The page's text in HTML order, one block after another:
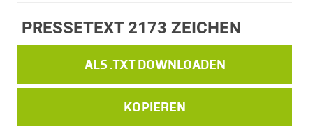
PRESSETEXT 2173 ZEICHEN
ALS .TXT DOWNLOADEN
KOPIEREN